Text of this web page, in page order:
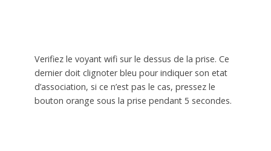
Verifiez le voyant wifi sur le dessus de la prise. Ce
dernier doit clignoter bleu pour indiquer son etat
d’association, si ce n’est pas le cas, pressez le
bouton orange sous la prise pendant 5 secondes.